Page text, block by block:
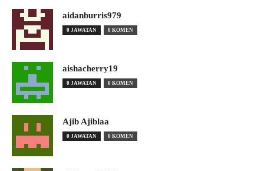
aidanburris979
0 JAWATAN 0 KOMEN
aishacherry19
0 JAWATAN 0 KOMEN
Ajib Ajiblaa
0 JAWATAN 0 KOMEN